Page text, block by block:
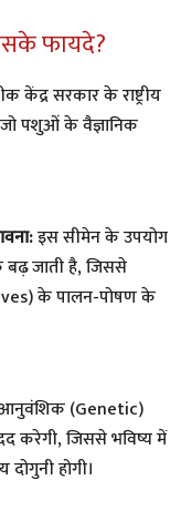
फायदे?
केंद्र सरकार के राष्ट्रीय
पशुओं के वैज्ञानिक
इस सीमेन के उपयोग
जाती है, जिससे
के पालन-पोषण के
(Genetic)
करेगी, जिससे भविष्य में
होगी।